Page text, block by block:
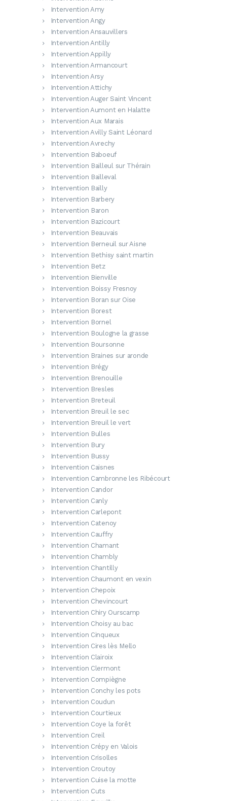
Intervention Amy
Intervention Angy
Intervention Ansauvillers
Intervention Antilly
Intervention Appilly
Intervention Armancourt
Intervention Arsy
Intervention Attichy
Intervention Auger Saint Vincent
Intervention Aumont en Halatte
Intervention Aux Marais
Intervention Avilly Saint Léonard
Intervention Avrechy
Intervention Baboeuf
Intervention Bailleul sur Thérain
Intervention Bailleval
Intervention Bailly
Intervention Barbery
Intervention Baron
Intervention Bazicourt
Intervention Beauvais
Intervention Berneuil sur Aisne
Intervention Bethisy saint martin
Intervention Betz
Intervention Bienville
Intervention Boissy Fresnoy
Intervention Boran sur Oise
Intervention Borest
Intervention Bornel
Intervention Boulogne la grasse
Intervention Boursonne
Intervention Braines sur aronde
Intervention Brégy
Intervention Brenouille
Intervention Bresles
Intervention Breteuil
Intervention Breuil le sec
Intervention Breuil le vert
Intervention Bulles
Intervention Bury
Intervention Bussy
Intervention Caisnes
Intervention Cambronne les Ribécourt
Intervention Candor
Intervention Canly
Intervention Carlepont
Intervention Catenoy
Intervention Cauffry
Intervention Chamant
Intervention Chambly
Intervention Chantilly
Intervention Chaumont en vexin
Intervention Chepoix
Intervention Chevincourt
Intervention Chiry Ourscamp
Intervention Choisy au bac
Intervention Cinqueux
Intervention Cires lès Mello
Intervention Clairoix
Intervention Clermont
Intervention Compiègne
Intervention Conchy les pots
Intervention Coudun
Intervention Courtieux
Intervention Coye la forêt
Intervention Creil
Intervention Crépy en Valois
Intervention Crisolles
Intervention Croutoy
Intervention Cuise la motte
Intervention Cuts